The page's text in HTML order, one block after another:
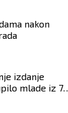
nakon
izdanje
mlade iz 73